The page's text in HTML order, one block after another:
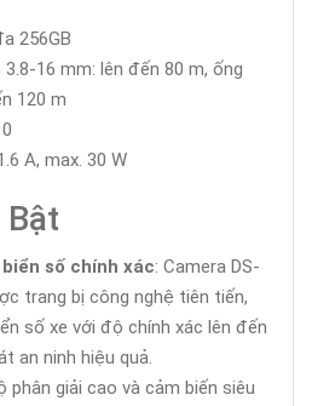
256GB
3.8-16 mm: lên đến 80 m, ống
120 m
A, max. 30 W
số chính xác: Camera DS-
trang bị công nghệ tiên tiến,
số xe với độ chính xác lên đến
an ninh hiệu quả.
phân giải cao và cảm biến siêu